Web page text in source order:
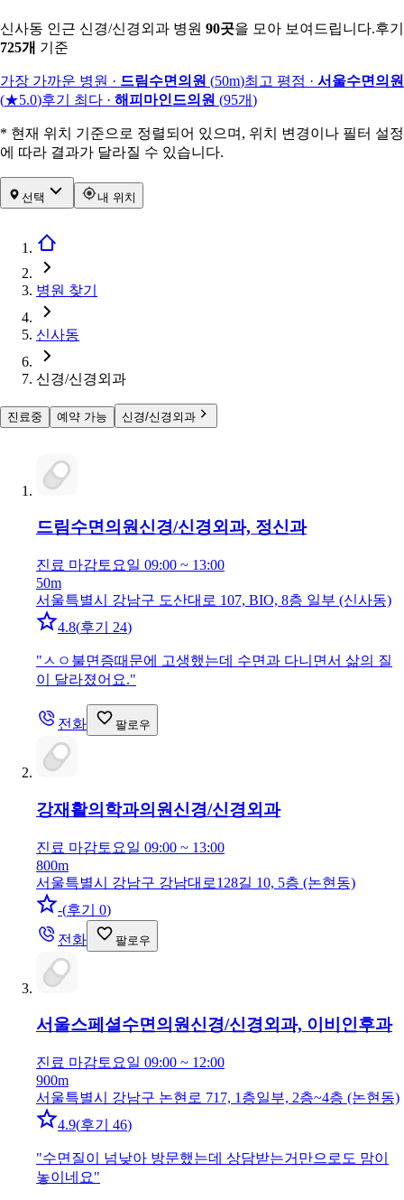
신사동 인근 신경/신경외과 병원 90곳을 모아 보여드립니다.후기
725개 기준
가장 가까운 병원 · 드림수면의원 (50m)최고 평점 · 서울수면의원
(★5.0)후기 최다 · 해피마인드의원 (95개)
* 현재 위치 기준으로 정렬되어 있으며, 위치 변경이나 필터 설정
에 따라 결과가 달라질 수 있습니다.
선택 내 위치
병원 찾기
신사동
신경/신경외과
진료중 예약 가능 신경/신경외과
드림수면의원신경/신경외과, 정신과
진료 마감토요일 09:00 ~ 13:00
50m
서울특별시 강남구 도산대로 107, BIO, 8층 일부 (신사동)
4.8(후기 24)
"ㅅㅇ불면증때문에 고생했는데 수면과 다니면서 삶의 질
이 달라졌어요."
전화 팔로우
강재활의학과의원신경/신경외과
진료 마감토요일 09:00 ~ 13:00
800m
서울특별시 강남구 강남대로128길 10, 5층 (논현동)
-(후기 0)
전화
팔로우
서울스페셜수면의원신경/신경외과, 이비인후과
진료 마감토요일 09:00 ~ 12:00
900m
서울특별시 강남구 논현로 717, 1층일부, 2층~4층 (논현동)
4.9(후기 46)
"수면질이 넘낮아 방문했는데 상담받는거만으로도 맘이
놓이네요"